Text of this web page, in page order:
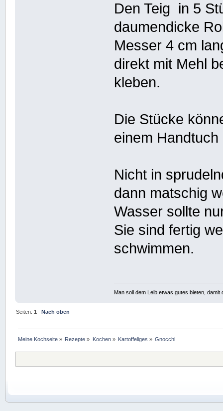
Den Teig in 5
daumendicke
Messer 4 cm
direkt mit Mehl
kleben.
Die Stücke
einem
Nicht in
dann matschig
Wasser sollte
Sie sind fertig
schwimmen.
Man soll dem Leib etwas gutes bieten,
Seiten:1 Nach oben
Meine Kochseite » Rezepte » Kochen» Kartoffeliges » Gnocchi